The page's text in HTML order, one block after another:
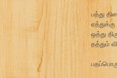
பத்து
ஒத்து
தத்தும்